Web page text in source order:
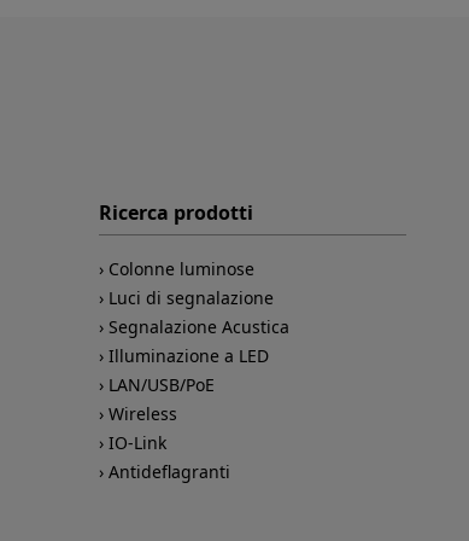
Ricerca prodotti
Colonne luminose
Luci di segnalazione
Segnalazione Acustica
Illuminazione a LED
LAN/USB/PoE
Wireless
IO-Link
Antideflagranti